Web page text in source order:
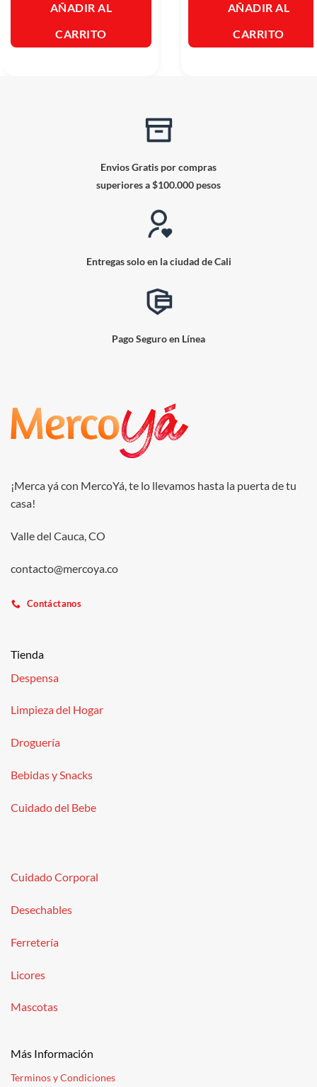
AÑADIR AL
CARRITO
AÑADIR AL
CARRITO
Envios Gratis por compras
superiores a $100.000 pesos
Entregas solo en la ciudad de Cali
Pago Seguro en Línea
¡Merca yá con MercoYá, te lo llevamos hasta la puerta de tu
casa!
Valle del Cauca, CO
contacto@mercoya.co
Contáctanos
Tienda
Despensa
Limpieza del Hogar
Droguería
Bebidas y Snacks
Cuidado del Bebe
Cuidado Corporal
Desechables
Ferretería
Licores
Mascotas
Más Información
Terminos y Condiciones